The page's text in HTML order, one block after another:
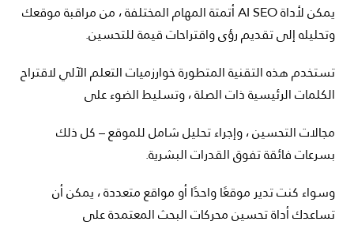
يمكن لأداة AI SEO أتمتة المهام المختلفة ، من مراقبة موقعك
وتحليله إلى تقديم رؤى واقتراحات قيمة للتحسين.
تستخدم هذه التقنية المتطورة خوارزميات التعلم الآلي لاقتراح
الكلمات الرئيسية ذات الصلة ، وتسليط الضوء على
مجالات التحسين ، وإجراء تحليل شامل للموقع – كل ذلك
بسرعات فائقة تفوق القدرات البشرية.
وسواء كنت تدير موقعًا واحدًا أو مواقع متعددة ، يمكن أن
تساعدك أداة تحسين محركات البحث المعتمدة على